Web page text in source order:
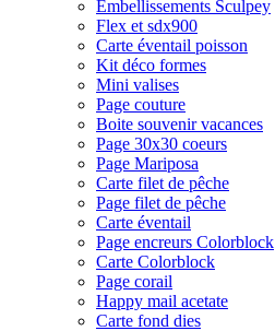
Embellissements Sculpey
Flex et sdx900
Carte éventail poisson
Kit déco formes
Mini valises
Page couture
Boite souvenir vacances
Page 30x30 coeurs
Page Mariposa
Carte filet de pêche
Page filet de pêche
Carte éventail
Page encreurs Colorblock
Carte Colorblock
Page corail
Happy mail acetate
Carte fond dies